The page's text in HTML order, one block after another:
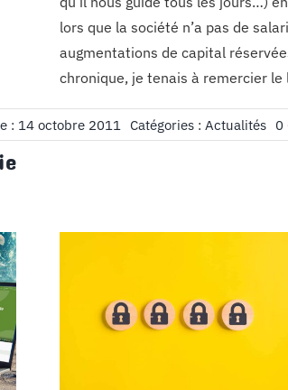
lors que la société n’a pas de
augmentations de capital
chronique, je tenais à remercier
: 14 octobre 2011 Catégories : Actualités 0
Comment protéger